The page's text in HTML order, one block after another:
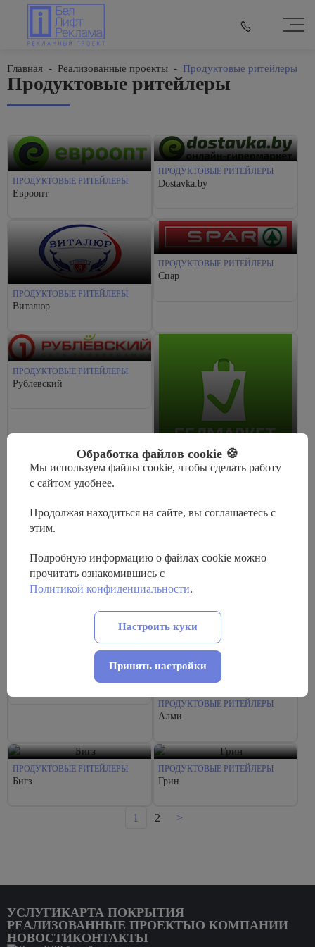
Главная - Реализованные проекты - Продуктовые ритейлеры
Продуктовые ритейлеры
ПРОДУКТОВЫЕ РИТЕЙЛЕРЫ
Евроопт
ПРОДУКТОВЫЕ РИТЕЙЛЕРЫ
Dostavka.by
ПРОДУКТОВЫЕ РИТЕЙЛЕРЫ
Виталюр
ПРОДУКТОВЫЕ РИТЕЙЛЕРЫ
Спар
ПРОДУКТОВЫЕ РИТЕЙЛЕРЫ
Рублевский
Соседи
Простор
ПРОДУКТОВЫЕ РИТЕЙЛЕРЫ
ПРОДУКТОВЫЕ РИТЕЙЛЕРЫ
Алми
ПРОДУКТОВЫЕ РИТЕЙЛЕРЫ
Бигз
ПРОДУКТОВЫЕ РИТЕЙЛЕРЫ
Грин
1 2 >
УСЛУГИКАРТА ПОКРЫТИЯ
РЕАЛИЗОВАННЫЕ ПРОЕКТЫО КОМПАНИИ
НОВОСТИКОНТАКТЫ
Обработка файлов cookie 🍪
Мы используем файлы cookie, чтобы сделать работу
с сайтом удобнее.
Продолжая находиться на сайте, вы соглашаетесь с
этим.
Подробную информацию о файлах cookie можно
прочитать ознакомившись с
Политикой конфиденциальности.
Настроить куки
Принять настройки